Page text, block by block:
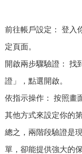
前往帳戶設定： 登入
定頁面。
開啟兩步驟驗證： 找
證」，點選開啟。
依指示操作： 按照畫
其他方式來設定你的
總之，兩階段驗證是
單，卻能提供強大的保